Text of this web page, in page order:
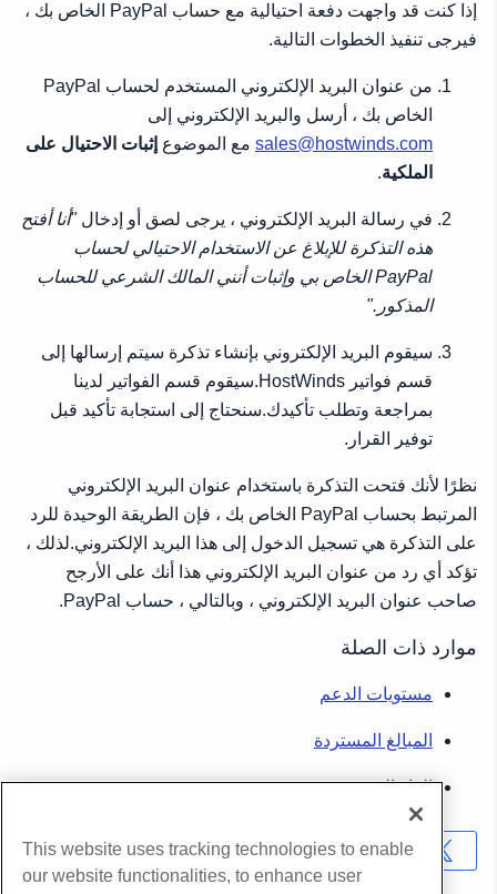
إذا كنت قد واجهت دفعة احتيالية مع حساب PayPal الخاص بك ،
فيرجى تنفيذ الخطوات التالية.
من عنوان البريد الإلكتروني المستخدم لحساب PayPal
الخاص بك ، أرسل والبريد الإلكتروني إلى
sales@hostwinds.com مع الموضوع إثبات الاحتيال على
الملكية.
في رسالة البريد الإلكتروني ، يرجى لصق أو إدخال"أنا أفتح
هذه التذكرة للإبلاغ عن الاستخدام الاحتيالي لحساب
PayPal الخاص بي وإثبات أنني المالك الشرعي للحساب
المذكور."
سيقوم البريد الإلكتروني بإنشاء تذكرة سيتم إرسالها إلى
قسم فواتير HostWinds.سيقوم قسم الفواتير لدينا
بمراجعة وتطلب تأكيدك.سنحتاج إلى استجابة تأكيد قبل
توفير القرار.
نظرًا لأنك فتحت التذكرة باستخدام عنوان البريد الإلكتروني
المرتبط بحساب PayPal الخاص بك ، فإن الطريقة الوحيدة للرد
على التذكرة هي تسجيل الدخول إلى هذا البريد الإلكتروني.لذلك ،
تؤكد أي رد من عنوان البريد الإلكتروني هذا أنك على الأرجح
صاحب عنوان البريد الإلكتروني ، وبالتالي ، حساب PayPal.
موارد ذات الصلة
مستويات الدعم
المبالغ المستردة
إلغاء الخدمة
نسخ URL
This website uses tracking technologies to enable
our website functionalities, to enhance user